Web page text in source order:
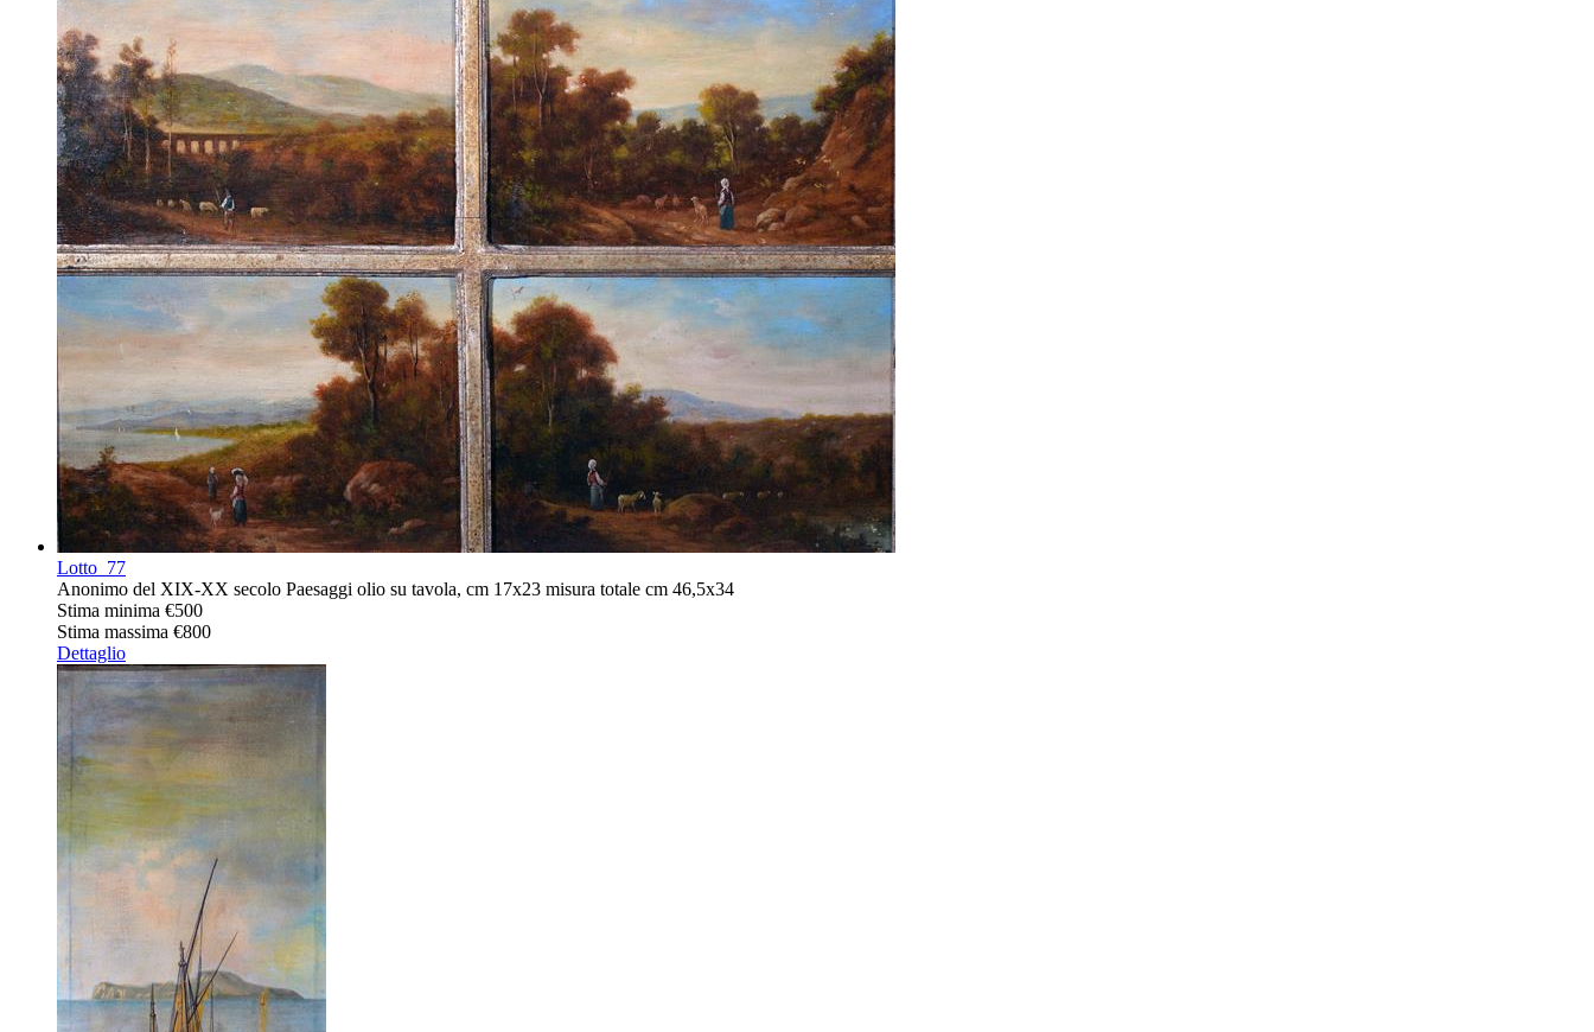
Lotto 77
Anonimo del XIX-XX secolo Paesaggi olio su tavola, cm 17x23 misura totale cm 46,5x34
Stima minima €500
Stima massima €800
Dettaglio